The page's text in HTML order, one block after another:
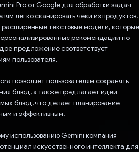
Pro от Google для обработки задач
легко сканировать чеки из продуктов.
текстовые модели, которые
рекомендации по
предложение соответствует
пользователя.
позволяет пользователям сохранять
блюд, а также предлагает идеи
блюд, что делает планирование
и эффективным.
использованию Gemini компания
искусственного интеллекта для